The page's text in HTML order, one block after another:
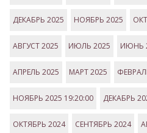
ДЕКАБРЬ 2025 НОЯБРЬ 2025
АВГУСТ 2025 ИЮЛЬ 2025 ИЮНЬ
АПРЕЛЬ 2025 МАРТ 2025
НОЯБРЬ 2025 19:20:00 ДЕКАБРЬ
ОКТЯБРЬ 2024 СЕНТЯБРЬ 2024